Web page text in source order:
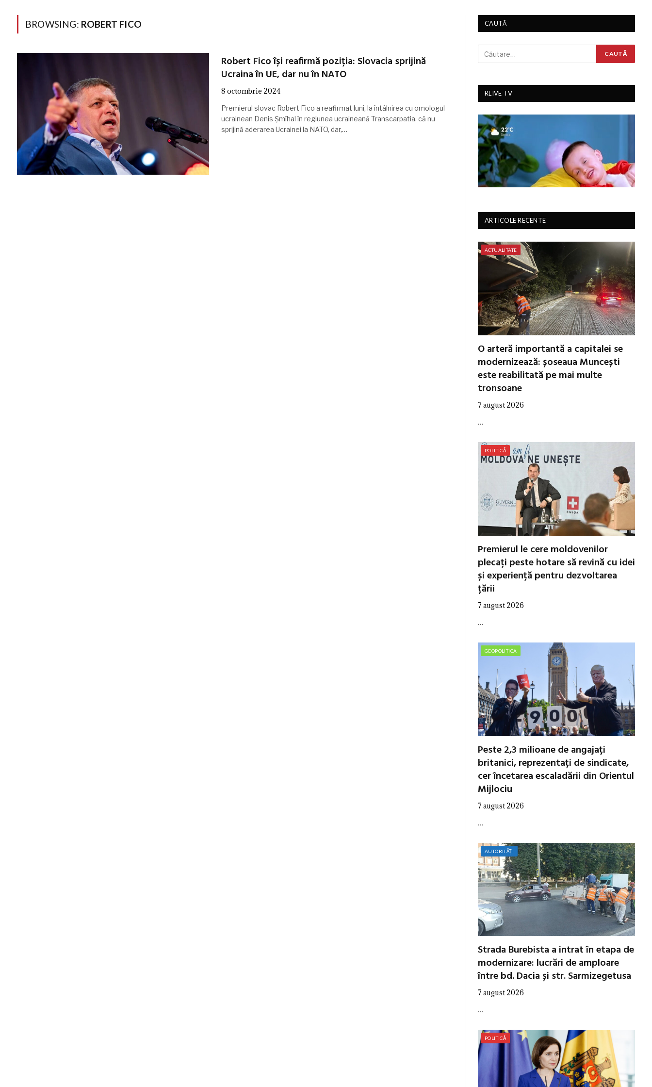
BROWSING: ROBERT FICO
Robert Fico își reafirmă poziția: Slovacia sprijină
Ucraina în UE, dar nu în NATO
8 octombrie 2024
Premierul slovac Robert Fico a reafirmat luni, la întâlnirea cu omologul
ucrainean Denis Şmîhal în regiunea ucraineană Transcarpatia, că nu
sprijină aderarea Ucrainei la NATO, dar,…
CAUTĂ
RLIVE TV
ARTICOLE RECENTE
ACTUALITATE
O arteră importantă a capitalei se
modernizează: șoseaua Muncești
este reabilitată pe mai multe
tronsoane
7 august 2026
…
POLITICĂ
Premierul le cere moldovenilor
plecați peste hotare să revină cu idei
și experiență pentru dezvoltarea
țării
7 august 2026
…
GEOPOLITICA
Peste 2,3 milioane de angajați
britanici, reprezentați de sindicate,
cer încetarea escaladării din Orientul
Mijlociu
7 august 2026
…
AUTORITĂȚI
Strada Burebista a intrat în etapa de
modernizare: lucrări de amploare
între bd. Dacia și str. Sarmizegetusa
7 august 2026
…
POLITICĂ